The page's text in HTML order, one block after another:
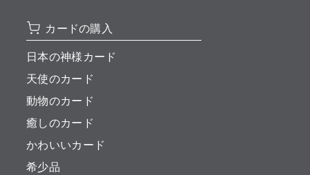
カードの購入
日本の神様カード
天使のカード
動物のカード
癒しのカード
かわいいカード
希少品